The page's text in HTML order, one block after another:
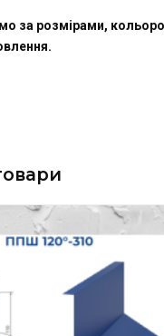
за розмірами,